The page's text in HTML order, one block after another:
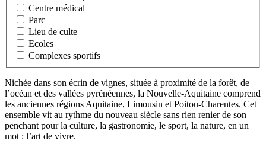
Centre médical
Parc
Lieu de culte
Ecoles
Complexes sportifs
Nichée dans son écrin de vignes, située à proximité de la forêt, de
l’océan et des vallées pyrénéennes, la Nouvelle-Aquitaine comprend
les anciennes régions Aquitaine, Limousin et Poitou-Charentes. Cet
ensemble vit au rythme du nouveau siècle sans rien renier de son
penchant pour la culture, la gastronomie, le sport, la nature, en un
mot : l’art de vivre.